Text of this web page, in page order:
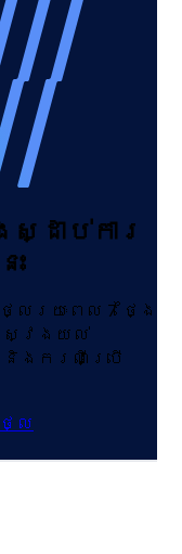
ដាប់ការ
ះ
រយៈពេល 7 ថ្ងៃ
វែងយល់
និងករណីប្រើ
លៃ